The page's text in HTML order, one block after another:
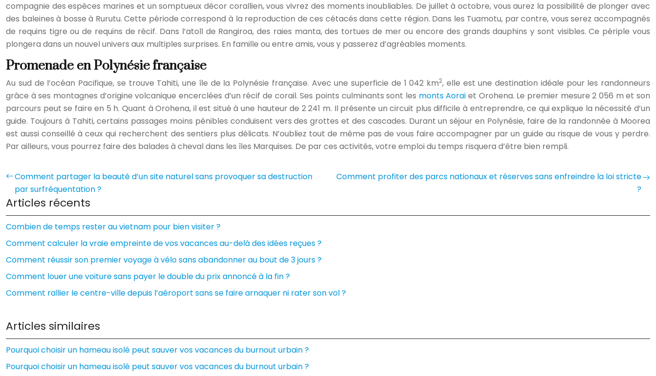
compagnie des espèces marines et un somptueux décor corallien, vous vivrez des moments inoubliables. De juillet à octobre, vous aurez la possibilité de plonger avec
des baleines à bosse à Rurutu. Cette période correspond à la reproduction de ces cétacés dans cette région. Dans les Tuamotu, par contre, vous serez accompagnés
de requins tigre ou de requins de récif. Dans l’atoll de Rangiroa, des raies manta, des tortues de mer ou encore des grands dauphins y sont visibles. Ce périple vous
plongera dans un nouvel univers aux multiples surprises. En famille ou entre amis, vous y passerez d’agréables moments.
Promenade en Polynésie française
Au sud de l’océan Pacifique, se trouve Tahiti, une île de la Polynésie française. Avec une superficie de 1 042 km2, elle est une destination idéale pour les randonneurs
grâce à ses montagnes d’origine volcanique encerclées d’un récif de corail. Ses points culminants sont les monts Aorai et Orohena. Le premier mesure 2 056 m et son
parcours peut se faire en 5 h. Quant à Orohena, il est situé à une hauteur de 2 241 m. Il présente un circuit plus difficile à entreprendre, ce qui explique la nécessité d’un
guide. Toujours à Tahiti, certains passages moins pénibles conduisent vers des grottes et des cascades. Durant un séjour en Polynésie, faire de la randonnée à Moorea
est aussi conseillé à ceux qui recherchent des sentiers plus délicats. N’oubliez tout de même pas de vous faire accompagner par un guide au risque de vous y perdre.
Par ailleurs, vous pourrez faire des balades à cheval dans les îles Marquises. De par ces activités, votre emploi du temps risquera d’être bien rempli.
Comment partager la beauté d’un site naturel sans provoquer sa destruction
par surfréquentation ?
Comment profiter des parcs nationaux et réserves sans enfreindre la loi stricte
?
Articles récents
Combien de temps rester au vietnam pour bien visiter ?
Comment calculer la vraie empreinte de vos vacances au-delà des idées reçues ?
Comment réussir son premier voyage à vélo sans abandonner au bout de 3 jours ?
Comment louer une voiture sans payer le double du prix annoncé à la fin ?
Comment rallier le centre-ville depuis l’aéroport sans se faire arnaquer ni rater son vol ?
Articles similaires
Pourquoi choisir un hameau isolé peut sauver vos vacances du burnout urbain ?
Pourquoi choisir un hameau isolé peut sauver vos vacances du burnout urbain ?